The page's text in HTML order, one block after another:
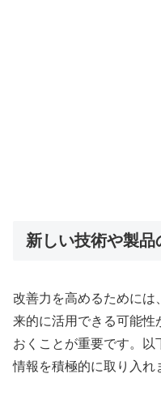
新しい技術や製品
改善力を高めるためには
来的に活用できる可能性
おくことが重要です。
情報を積極的に取り入れ